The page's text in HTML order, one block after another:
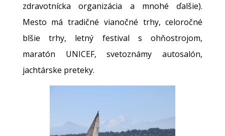
zdravotnícka organizácia a mnohé ďalšie).
Mesto má tradičné vianočné trhy, celoročné
blšie trhy, letný festival s ohňostrojom,
maratón UNICEF, svetoznámy autosalón,
jachtárske preteky.